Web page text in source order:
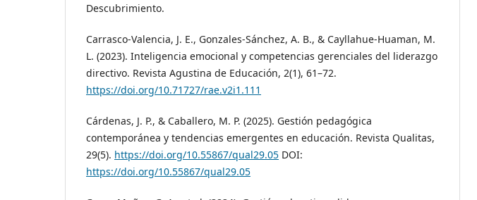
Descubrimiento.
Carrasco-Valencia, J. E., Gonzales-Sánchez, A. B., & Cayllahue-Huaman, M.
L. (2023). Inteligencia emocional y competencias gerenciales del liderazgo
directivo. Revista Agustina de Educación, 2(1), 61–72.
https://doi.org/10.71727/rae.v2i1.111
Cárdenas, J. P., & Caballero, M. P. (2025). Gestión pedagógica
contemporánea y tendencias emergentes en educación. Revista Qualitas,
29(5). https://doi.org/10.55867/qual29.05 DOI:
https://doi.org/10.55867/qual29.05